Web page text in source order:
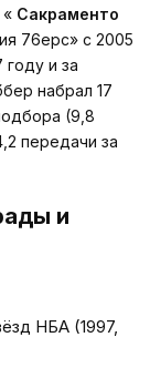
« Сакраменто
76ерс» с 2005
и за
набрал 17
(9,8
передачи за
и
НБА (1997,